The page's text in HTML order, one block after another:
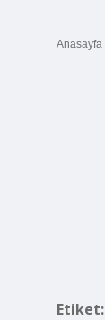
Anasayfa
Etiket: